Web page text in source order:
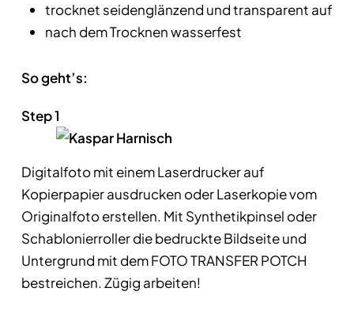
trocknet seidenglänzend und transparent auf
nach dem Trocknen wasserfest
So geht’s:
Step 1
Digitalfoto mit einem Laserdrucker auf
Kopierpapier ausdrucken oder Laserkopie vom
Originalfoto erstellen. Mit Synthetikpinsel oder
Schablonierroller die bedruckte Bildseite und
Untergrund mit dem FOTO TRANSFER POTCH
bestreichen. Zügig arbeiten!